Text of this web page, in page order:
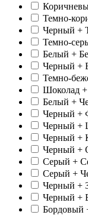
Темно-
Черный +
Темно-
Белый +
Черный +
Темно-
Шоколад
Белый +
Черный +
Черный +
Черный +
Черный +
Серый +
Серый +
Черный +
Черный +
Бордовый